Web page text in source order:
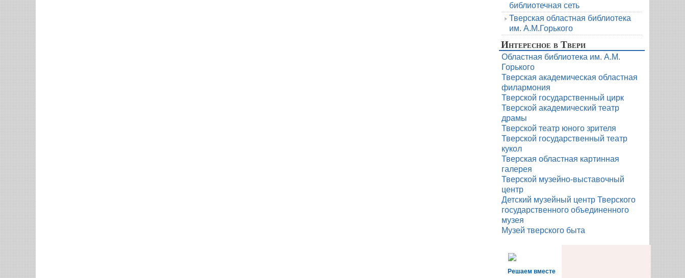
библиотечная сеть
Тверская областная библиотека
им. А.М.Горького
Интересное в Твери
Областная библиотека им. А.М.
Горького
Тверская академическая областная
филармония
Тверской государственный цирк
Тверской академический театр
драмы
Тверской театр юного зрителя
Тверской государственный театр
кукол
Тверская областная картинная
галерея
Тверской музейно-выставочный
центр
Детский музейный центр Тверского
государственного объединенного
музея
Музей тверского быта
Решаем вместе